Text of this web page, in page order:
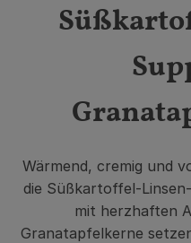
Der Betrieb
Catering
Über uns
Wärmend, cremig und
die Süßkartoffel-
mit herzhaften
Granatapfelkerne